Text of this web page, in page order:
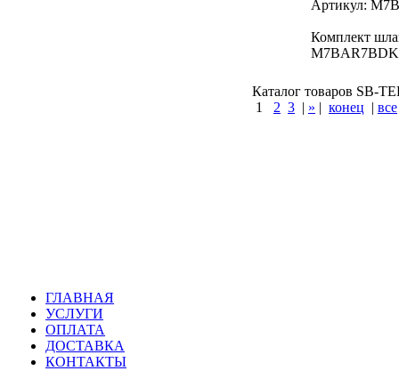
Артикул:
Комплект
Каталог товаров SB-
1
2 3 | » | конец | все
ГЛАВНАЯ
УСЛУГИ
ОПЛАТА
ДОСТАВКА
КОНТАКТЫ